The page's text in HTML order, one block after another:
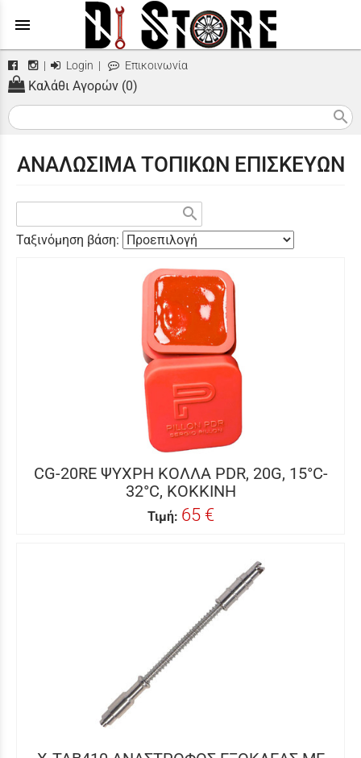
menu
| Login | Επικοινωνία
Καλάθι Αγορών (0)
search
ΑΝΑΛΩΣΙΜΑ ΤΟΠΙΚΩΝ ΕΠΙΣΚΕΥΩΝ
search
Ταξινόμηση βάση:
CG-20RE ΨΥΧΡΗ ΚΟΛΛΑ PDR, 20G, 15°C-
32°C, ΚΟΚΚΙΝΗ
Τιμή: 65 €